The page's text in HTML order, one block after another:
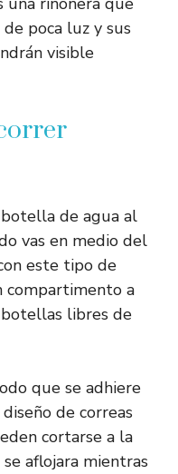
poca luz y sus
visible
de agua al
vas en medio del
este tipo de
compartimento a
libres de
que se adhiere
de correas
cortarse a la
aflojara mientras